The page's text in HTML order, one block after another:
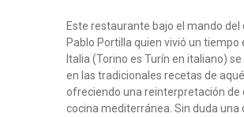
Este restaurante bajo el mando del
Pablo Portilla quien vivió un tiempo
Italia (Torino es Turín en italiano)
en las tradicionales recetas de
ofreciendo una reinterpretación de
cocina mediterránea. Sin duda una